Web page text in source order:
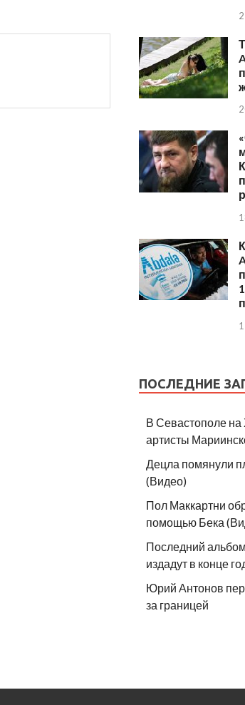
ПОСЛЕДНИЕ
В Севастополе на
артисты
Децла помянули
(Видео)
Пол Маккартни
помощью Бека
Последний
издадут в конце
Юрий Антонов
за границей